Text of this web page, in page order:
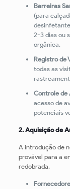
Barreiras
(para
2-3 dias ou
orgânica.
Registro de
todas as
Controle de
acesso de
potenciais
2. Aquisição de
A introdução de
provável para a
redobrada.